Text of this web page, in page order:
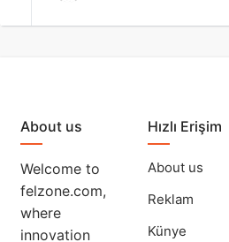
About us
Welcome to
felzone.com,
where
innovation
Hızlı Erişim
About us
Reklam
Künye